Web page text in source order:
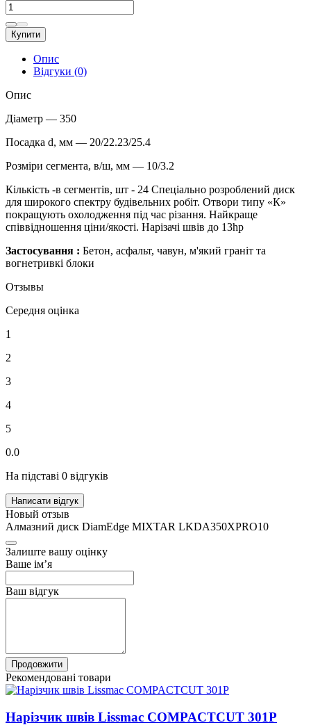
Купити
Опис
Відгуки (0)
Опис
Діаметр — 350
Посадка d, мм — 20/22.23/25.4
Розміри сегмента, в/ш, мм — 10/3.2
Кількість -в сегментів, шт - 24 Спеціально розроблений диск
для широкого спектру будівельних робіт. Отвори типу «К»
покращують охолодження під час різання. Найкраще
співвідношення ціни/якості. Нарізачі швів до 13hp
Застосування : Бетон, асфальт, чавун, м'який граніт та
вогнетривкі блоки
Отзывы
Середня оцінка
1
2
3
4
5
0.0
На підставі 0 відгуків
Написати відгук
Новый отзыв
Алмазний диск DiamEdge MIXTAR LKDA350XPRO10
Залиште вашу оцінку
Ваше ім’я
Ваш відгук
Продовжити
Рекомендовані товари
Нарізчик швів Lissmac COMPACTCUT 301P